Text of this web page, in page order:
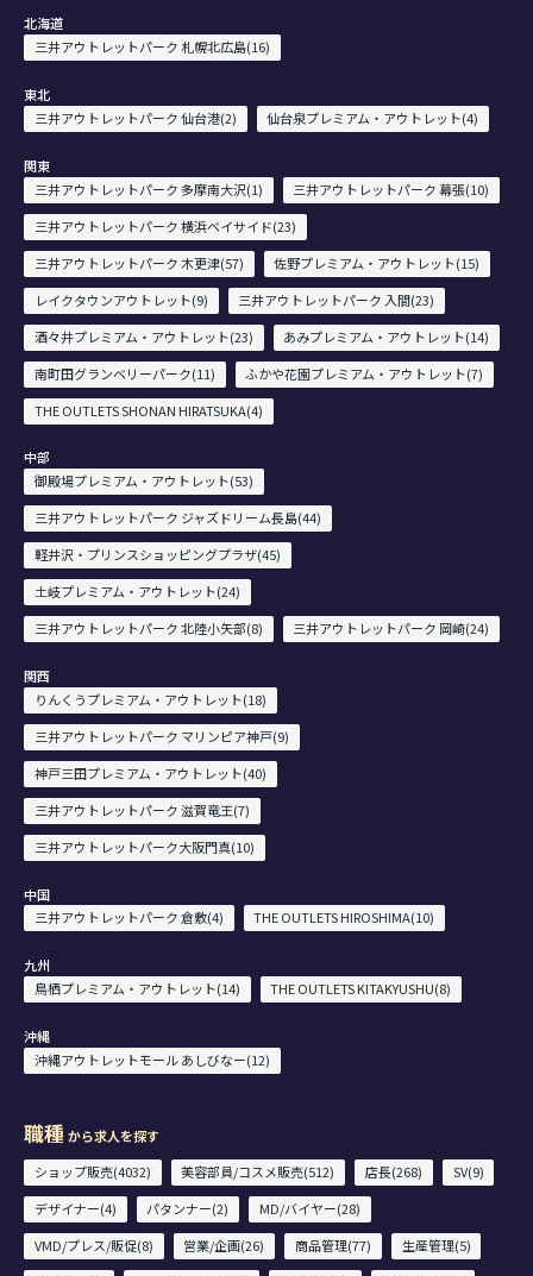
北海道
三井アウトレットパーク 札幌北広島(16)
東北
三井アウトレットパーク 仙台港(2)
仙台泉プレミアム・アウトレット(4)
関東
三井アウトレットパーク 多摩南大沢(1)
三井アウトレットパーク 幕張(10)
三井アウトレットパーク 横浜ベイサイド(23)
三井アウトレットパーク 木更津(57)
佐野プレミアム・アウトレット(15)
レイクタウンアウトレット(9)
三井アウトレットパーク 入間(23)
酒々井プレミアム・アウトレット(23)
あみプレミアム・アウトレット(14)
南町田グランベリーパーク(11)
ふかや花園プレミアム・アウトレット(7)
THE OUTLETS SHONAN HIRATSUKA(4)
中部
御殿場プレミアム・アウトレット(53)
三井アウトレットパーク ジャズドリーム長島(44)
軽井沢・プリンスショッピングプラザ(45)
土岐プレミアム・アウトレット(24)
三井アウトレットパーク 北陸小矢部(8)
三井アウトレットパーク 岡崎(24)
関西
りんくうプレミアム・アウトレット(18)
三井アウトレットパーク マリンピア神戸(9)
神戸三田プレミアム・アウトレット(40)
三井アウトレットパーク 滋賀竜王(7)
三井アウトレットパーク大阪門真(10)
中国
三井アウトレットパーク 倉敷(4)
THE OUTLETS HIROSHIMA(10)
九州
鳥栖プレミアム・アウトレット(14)
THE OUTLETS KITAKYUSHU(8)
沖縄
沖縄アウトレットモール あしびなー(12)
職種 から求人を探す
ショップ販売(4032)
美容部員/コスメ販売(512) 店長(268)
SV(9)
デザイナー(4)
パタンナー(2)
MD/バイヤー(28)
VMD/プレス/販促(8)
営業/企画(26) 商品管理(77)
生産管理(5)